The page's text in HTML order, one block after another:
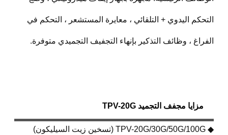
التحكم اليدوي + التلقائي ، معايرة المستشعر ، التحكم في
الفراغ ، وظائف التذكير بإنهاء التجفيف التجميدي متوفرة.
مزايا مجفف التجميد TPV-20G
◆ TPV-20G/30G/50G/100G (تسخين زيت السيليكون)